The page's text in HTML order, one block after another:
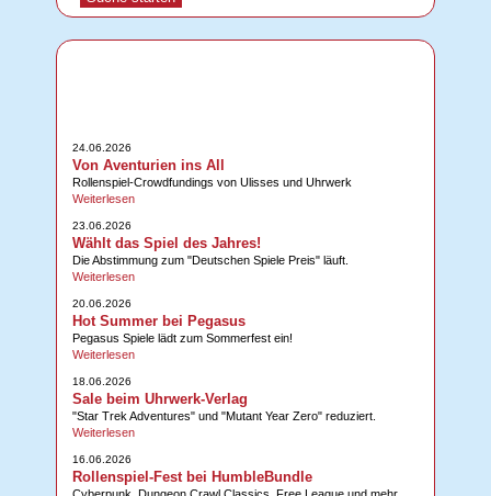
24.06.2026
Von Aventurien ins All
Rollenspiel-Crowdfundings von Ulisses und Uhrwerk
Weiterlesen
23.06.2026
Wählt das Spiel des Jahres!
Die Abstimmung zum "Deutschen Spiele Preis" läuft.
Weiterlesen
20.06.2026
Hot Summer bei Pegasus
Pegasus Spiele lädt zum Sommerfest ein!
Weiterlesen
18.06.2026
Sale beim Uhrwerk-Verlag
"Star Trek Adventures" und "Mutant Year Zero" reduziert.
Weiterlesen
16.06.2026
Rollenspiel-Fest bei HumbleBundle